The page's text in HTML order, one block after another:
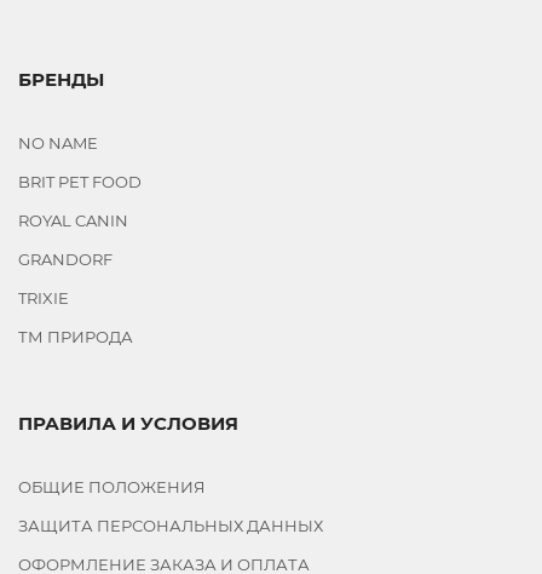
БРЕНДЫ
NO NAME
BRIT PET FOOD
ROYAL CANIN
GRANDORF
TRIXIE
ТМ ПРИРОДА
ПРАВИЛА И УСЛОВИЯ
ОБЩИЕ ПОЛОЖЕНИЯ
ЗАЩИТА ПЕРСОНАЛЬНЫХ ДАННЫХ
ОФОРМЛЕНИЕ ЗАКАЗА И ОПЛАТА